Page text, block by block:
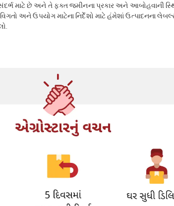
માટે છે અને તે ફક્ત જમીનના પ્રકાર અને આબોહવાની
અને ઉપયોગ માટેના નિર્દેશો માટે હંમેશાં ઉત્પાદનના